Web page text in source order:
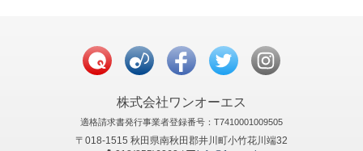
株式会社ワンオーエス
適格請求書発行事業者登録番号：T7410001009505
〒018-1515 秋田県南秋田郡井川町小竹花川端32